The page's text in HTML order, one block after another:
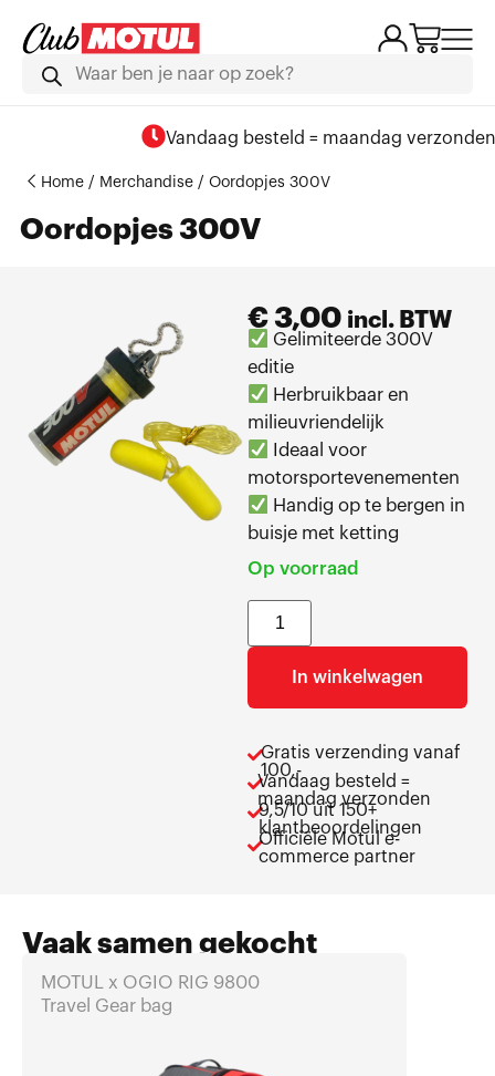
Vandaag besteld = maandag verzonden
Home/ Merchandise/ Oordopjes 300V
Oordopjes 300V
€ 3,00 incl. BTW
Gelimiteerde 300V
editie
Herbruikbaar en
milieuvriendelijk
Ideaal voor
motorsportevenementen
Handig op te bergen in
buisje met ketting
Op voorraad
In winkelwagen
Gratis verzending vanaf
100,-
Vandaag besteld =
maandag verzonden
9,5/10 uit 150+
klantbeoordelingen
Officiële Motul e-
commerce partner
Vaak samen gekocht
MOTUL x OGIO RIG 9800
Travel Gear bag